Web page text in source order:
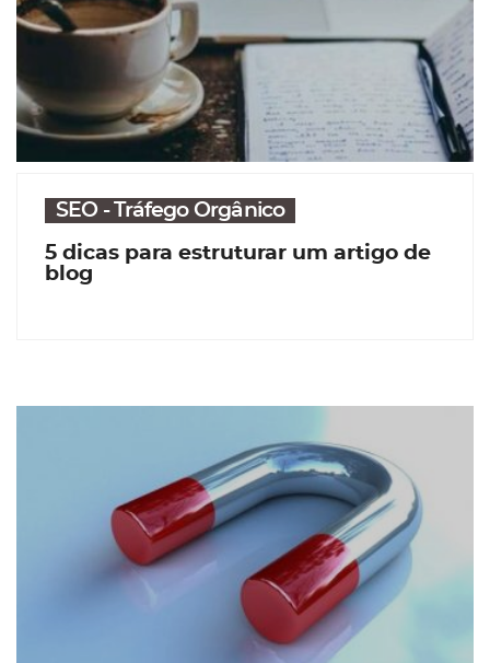
SEO - Tráfego Orgânico
5 dicas para estruturar um artigo de
blog